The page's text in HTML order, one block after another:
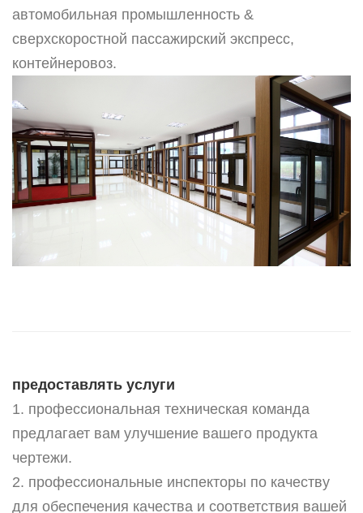
автомобильная промышленность &
сверхскоростной пассажирский экспресс,
контейнеровоз.
предоставлять услуги
1. профессиональная техническая команда
предлагает вам улучшение вашего продукта
чертежи.
2. профессиональные инспекторы по качеству
для обеспечения качества и соответствия вашей